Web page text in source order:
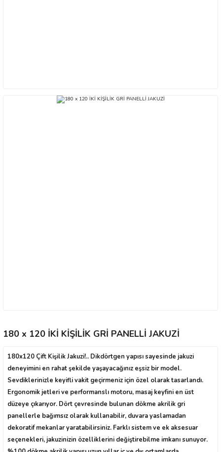
180 x 120 İKİ KİŞİLİK GRİ PANELLİ JAKUZİ
180x120 Çift Kişilik Jakuzi!.. Dikdörtgen yapısı sayesinde jakuzi
deneyimini en rahat şekilde yaşayacağınız eşsiz bir model.
Sevdiklerinizle keyifli vakit geçirmeniz için özel olarak tasarlandı.
Ergonomik jetleri ve performanslı motoru, masaj keyfini en üst
düzeye çıkarıyor. Dört çevresinde bulunan dökme akrilik gri
panellerle bağımsız olarak kullanabilir, duvara yaslamadan
dekoratif mekanlar yaratabilirsiniz. Farklı sistem ve ek aksesuar
seçenekleri, jakuzinizin özelliklerini değiştirebilme imkanı sunuyor.